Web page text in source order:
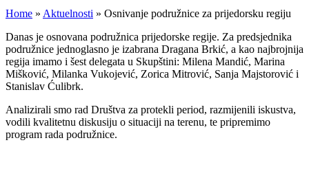
Home » Aktuelnosti » Osnivanje podružnice za prijedorsku regiju
Danas je osnovana podružnica prijedorske regije. Za predsjednika
podružnice jednoglasno je izabrana Dragana Brkić, a kao najbrojnija
regija imamo i šest delegata u Skupštini: Milena Mandić, Marina
Mišković, Milanka Vukojević, Zorica Mitrović, Sanja Majstorović i
Stanislav Ćulibrk.
Analizirali smo rad Društva za protekli period, razmijenili iskustva,
vodili kvalitetnu diskusiju o situaciji na terenu, te pripremimo
program rada podružnice.